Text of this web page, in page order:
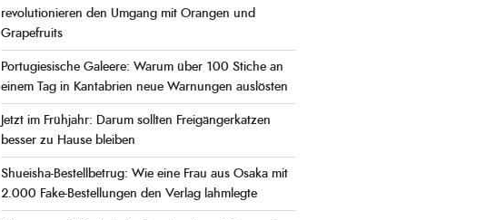
revolutionieren den Umgang mit Orangen und
Grapefruits
Portugiesische Galeere: Warum über 100 Stiche an
einem Tag in Kantabrien neue Warnungen auslösten
Jetzt im Frühjahr: Darum sollten Freigängerkatzen
besser zu Hause bleiben
Shueisha-Bestellbetrug: Wie eine Frau aus Osaka mit
2.000 Fake-Bestellungen den Verlag lahmlegte